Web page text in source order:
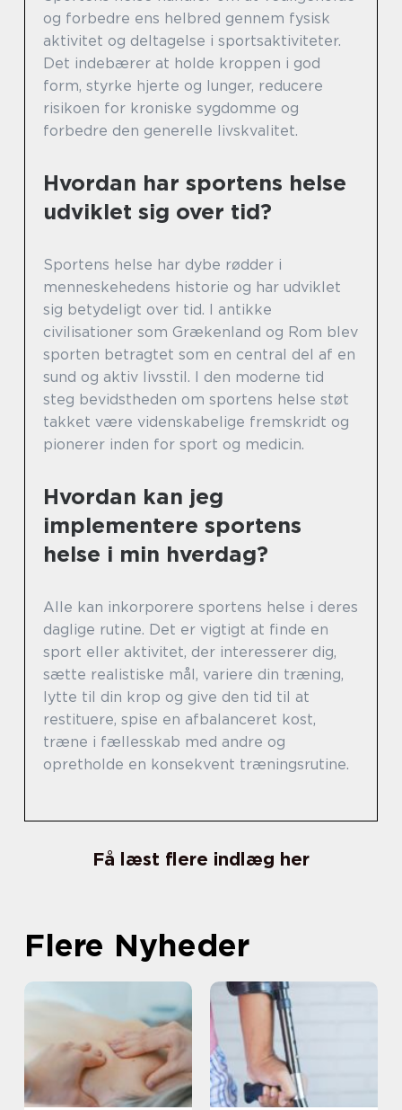
og forbedre ens helbred gennem fysisk
aktivitet og deltagelse i sportsaktiviteter.
Det indebærer at holde kroppen i god
form, styrke hjerte og lunger, reducere
risikoen for kroniske sygdomme og
forbedre den generelle livskvalitet.
Hvordan har sportens helse
udviklet sig over tid?
Sportens helse har dybe rødder i
menneskehedens historie og har udviklet
sig betydeligt over tid. I antikke
civilisationer som Grækenland og Rom blev
sporten betragtet som en central del af en
sund og aktiv livsstil. I den moderne tid
steg bevidstheden om sportens helse støt
takket være videnskabelige fremskridt og
pionerer inden for sport og medicin.
Hvordan kan jeg
implementere sportens
helse i min hverdag?
Alle kan inkorporere sportens helse i deres
daglige rutine. Det er vigtigt at finde en
sport eller aktivitet, der interesserer dig,
sætte realistiske mål, variere din træning,
lytte til din krop og give den tid til at
restituere, spise en afbalanceret kost,
træne i fællesskab med andre og
opretholde en konsekvent træningsrutine.
Få læst flere indlæg her
Flere Nyheder